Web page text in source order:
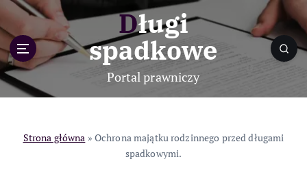
p
o
c
Długi
spadkowe
Portal prawniczy
Strona główna » Ochrona majątku rodzinnego przed długami
spadkowymi.